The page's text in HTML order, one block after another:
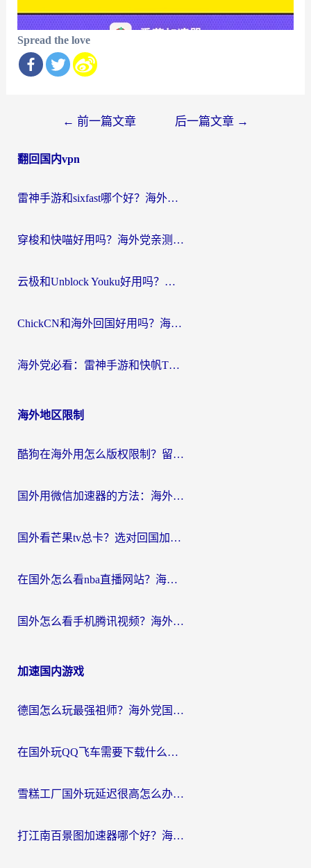
Spread the love
导
← 前一篇文章 后一篇文章 →
翻回国内vpn
雷神手游和sixfast哪个好？海外党亲测3款回国加速器，教你选对不踩坑
穿梭和快喵好用吗？海外党亲测：小众加速器对比+番茄加速器深度体验
云极和Unblock Youku好用吗？海外党亲测+2026回国加速器避坑指南
ChickCN和海外回国好用吗？海外党2026亲测：从手游到影音，选对加速器的3个关键
海外党必看：雷神手游和快帆TV版好用吗？3步选对回国加速器不踩坑
海外地区限制
酷狗在海外用怎么版权限制？留学生亲测：3步解决听国内音乐难题
国外用微信加速器的方法：海外党无缝连接国内生活的实用指南
国外看芒果tv总卡？选对回国加速器，轻松追《浪姐》不费劲
在国外怎么看nba直播网站？海外党专属体育观赛指南，告别地区限制！
国外怎么看手机腾讯视频？海外党亲测有效的追剧加速器选择指南
加速国内游戏
德国怎么玩最强祖师？海外党国服游戏加速器选择全攻略（附宝可梦Online实测）
在国外玩QQ飞车需要下载什么加速器呢？海外党亲测有效的国服游戏加速指南
雪糕工厂国外玩延迟很高怎么办？海外玩家国服游戏加速终极攻略（附实测推荐）
打江南百景图加速器哪个好？海外党踩坑N次后，终于找到不卡的秘诀